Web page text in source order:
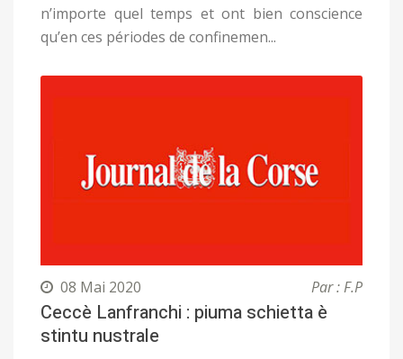
n’importe quel temps et ont bien conscience
qu’en ces périodes de confinemen...
08 Mai 2020 Par : F.P
Ceccè Lanfranchi : piuma schietta è
stintu nustrale